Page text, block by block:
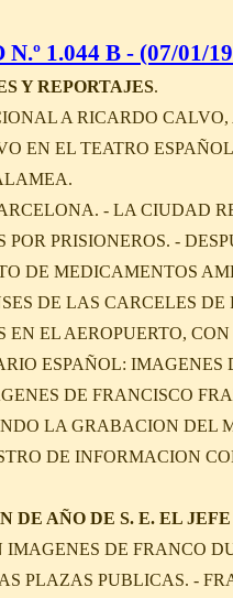
1.044 B - (07/01/
Y REPORTAJES.
A RICARDO
EN EL TEATRO
- LA CIUDAD
POR PRISIONEROS. -
DE MEDICAMENTOS
DE LAS CARCELES
EN EL AEROPUERTO,
ESPAÑOL:
DE FRANCISCO
LA GRABACION DEL
DE INFORMACION
DE AÑO DE S. E. EL
DE FRANCO
PLAZAS PUBLICAS. -